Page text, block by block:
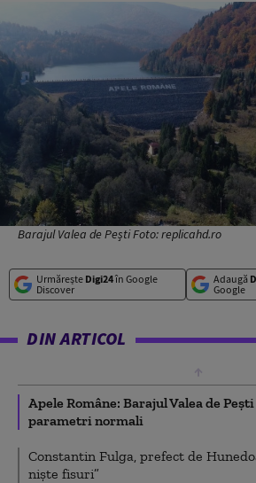
Barajul Valea de Pești Foto: replicahd.ro
Urmărește Digi24în Google
Discover
Adaugă
Google
DIN ARTICOL
Apele Române: Barajul Valea de
parametri normali
Constantin Fulga, prefect de
niște fisuri”